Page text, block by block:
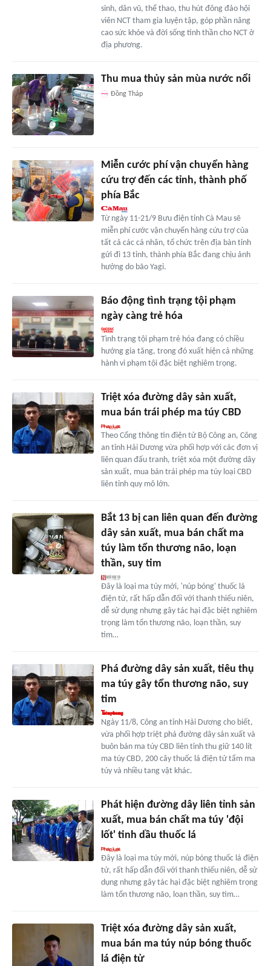
sinh, dân vũ, thể thao, thu hút đông đảo hội
viên NCT tham gia luyện tập, góp phần nâng
cao sức khỏe và đời sống tinh thần cho NCT ở
địa phương.
Thu mua thủy sản mùa nước nổi
Đồng Tháp
Miễn cước phí vận chuyển hàng
cứu trợ đến các tỉnh, thành phố
phía Bắc
Từ ngày 11-21/9 Bưu điện tỉnh Cà Mau sẽ
miễn phí cước vận chuyển hàng cứu trợ của
tất cả các cá nhân, tổ chức trên địa bàn tỉnh
gửi đi 13 tỉnh, thành phía Bắc đang chịu ảnh
hưởng do bão Yagi.
Báo động tình trạng tội phạm
ngày càng trẻ hóa
Tình trạng tội phạm trẻ hóa đang có chiều
hướng gia tăng, trong đó xuất hiện cả những
hành vi phạm tội đặc biệt nghiêm trọng.
Triệt xóa đường dây sản xuất,
mua bán trái phép ma túy CBD
Theo Cổng thông tin điện tử Bộ Công an, Công
an tỉnh Hải Dương vừa phối hợp với các đơn vị
liên quan đấu tranh, triệt xóa một đường dây
sản xuất, mua bán trái phép ma túy loại CBD
liên tỉnh quy mô lớn.
Bắt 13 bị can liên quan đến đường
dây sản xuất, mua bán chất ma
túy làm tổn thương não, loạn
thần, suy tim
Đây là loại ma túy mới, 'núp bóng' thuốc lá
điện tử, rất hấp dẫn đối với thanh thiếu niên,
dễ sử dụng nhưng gây tác hại đặc biệt nghiêm
trọng làm tổn thương não, loạn thần, suy
tim…
Phá đường dây sản xuất, tiêu thụ
ma túy gây tổn thương não, suy
tim
Ngày 11/8, Công an tỉnh Hải Dương cho biết,
vừa phối hợp triệt phá đường dây sản xuất và
buôn bán ma túy CBD liên tỉnh thu giữ 140 lít
ma túy CBD, 200 cây thuốc lá điện tử tẩm ma
túy và nhiều tang vật khác.
Phát hiện đường dây liên tỉnh sản
xuất, mua bán chất ma túy 'đội
lốt' tinh dầu thuốc lá
Đây là loại ma túy mới, núp bóng thuốc lá điện
tử, rất hấp dẫn đối với thanh thiếu niên, dễ sử
dụng nhưng gây tác hại đặc biệt nghiêm trọng
làm tổn thương não, loạn thần, suy tim…
Triệt xóa đường dây sản xuất,
mua bán ma túy núp bóng thuốc
lá điện tử